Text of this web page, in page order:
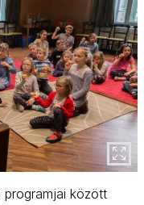
programjai között